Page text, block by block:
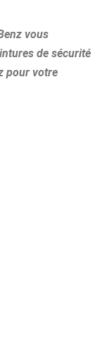
vous
de sécurité
pour votre